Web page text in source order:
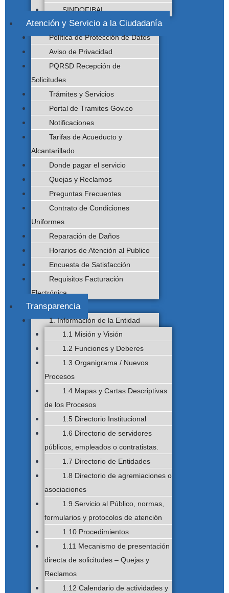
SINDOFIBAL
Atención y Servicio a la Ciudadanía
Política de Protección de Datos
Aviso de Privacidad
PQRSD Recepción de
Solicitudes
Trámites y Servicios
Portal de Tramites Gov.co
Notificaciones
Tarifas de Acueducto y
Alcantarillado
Donde pagar el servicio
Quejas y Reclamos
Preguntas Frecuentes
Contrato de Condiciones
Uniformes
Reparación de Daños
Horarios de Atenciòn al Publico
Encuesta de Satisfacción
Requisitos Facturación
Electrónica
Transparencia
1. Información de la Entidad
1.1 Misión y Visión
1.2 Funciones y Deberes
1.3 Organigrama / Nuevos
Procesos
1.4 Mapas y Cartas Descriptivas
de los Procesos
1.5 Directorio Institucional
1.6 Directorio de servidores
públicos, empleados o contratistas.
1.7 Directorio de Entidades
1.8 Directorio de agremiaciones o
asociaciones
1.9 Servicio al Público, normas,
formularios y protocolos de atención
1.10 Procedimientos
1.11 Mecanismo de presentación
directa de solicitudes – Quejas y
Reclamos
1.12 Calendario de actividades y